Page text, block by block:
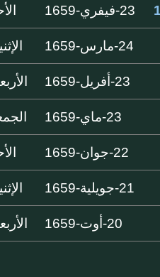
23-فيفري-1659
24-مارس-1659
23-أفريل-1659
23-ماي-1659
22-جوان-1659
21-جويلية-1659
20-أوت-1659